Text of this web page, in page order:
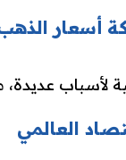
الذهب
لأسباب عديدة،
العالمي